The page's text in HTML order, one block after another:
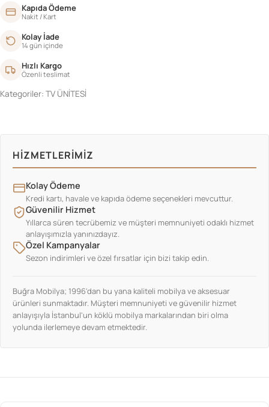
Kapıda Ödeme
Nakit / Kart
Kolay İade
14 gün içinde
Hızlı Kargo
Özenli teslimat
Kategoriler: TV ÜNİTESİ
HIZMETLERIMIZ
Kolay Ödeme
Kredi kartı, havale ve kapıda ödeme seçenekleri mevcuttur.
Güvenilir Hizmet
Yıllarca süren tecrübemiz ve müşteri memnuniyeti odaklı hizmet
anlayışımızla yanınızdayız.
Özel Kampanyalar
Sezon indirimleri ve özel fırsatlar için bizi takip edin.
Buğra Mobilya; 1996'dan bu yana kaliteli mobilya ve aksesuar
ürünleri sunmaktadır. Müşteri memnuniyeti ve güvenilir hizmet
anlayışıyla İstanbul'un köklü mobilya markalarından biri olma
yolunda ilerlemeye devam etmektedir.